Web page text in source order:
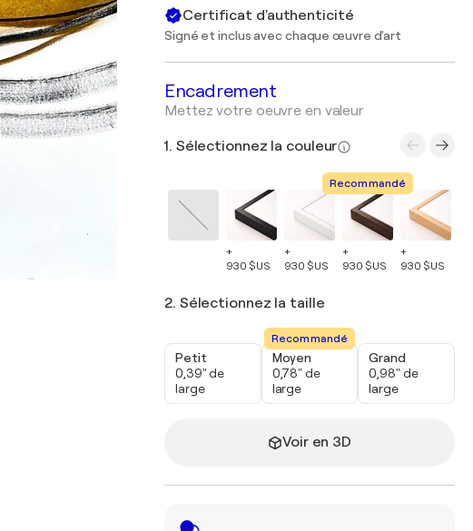
Certificat d'authenticité
Signé et inclus avec chaque œuvre d'art
Encadrement
Mettez votre oeuvre en valeur
1. Sélectionnez la couleur
+
930 $US
+
930 $US
Recommandé
+
930 $US
+
930 $US
2. Sélectionnez la taille
Petit
0,39" de
large
Recommandé
Moyen
0,78" de
large
Grand
0,98" de
large
Voir en 3D